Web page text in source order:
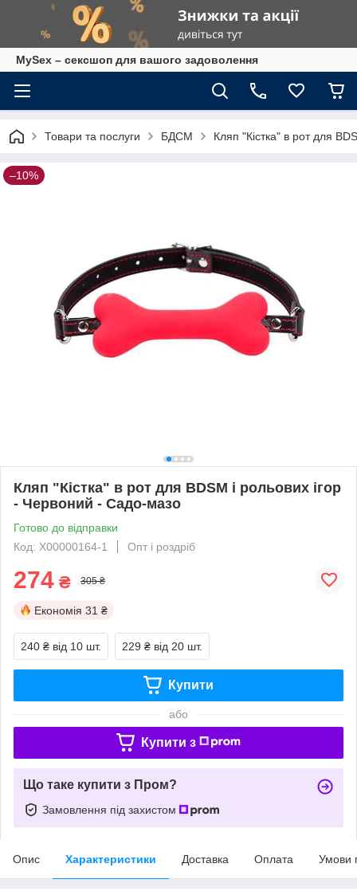
MySex – сексшоп для вашого задоволення
Товари та послуги БДСМ Кляп "Кістка" в рот для
–10%
Кляп "Кістка" в рот для BDSM і рольових ігор
- Червоний - Садо-мазо
Готово до відправки
Код: X00000164-1
Опт і роздріб
274 ₴ 305 ₴
Економія 31 ₴
240 ₴ від 10 шт. 229 ₴ від 20 шт.
Купити
або
Купити з
Що таке купити з Пром?
Замовлення під захистом
Опис Характеристики Доставка Оплата Умови